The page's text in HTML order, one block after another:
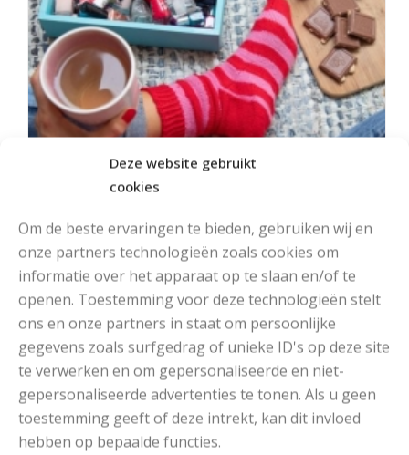
Deze website gebruikt
cookies
Om de beste ervaringen te bieden, gebruiken wij en
onze partners technologieën zoals cookies om
informatie over het apparaat op te slaan en/of te
openen. Toestemming voor deze technologieën stelt
ons en onze partners in staat om persoonlijke
gegevens zoals surfgedrag of unieke ID's op deze site
te verwerken en om gepersonaliseerde en niet-
gepersonaliseerde advertenties te tonen. Als u geen
toestemming geeft of deze intrekt, kan dit invloed
hebben op bepaalde functies.
MOOIE DIKGESTREEPTE SOKKEN BREIEN VAN DURABLE GAREN